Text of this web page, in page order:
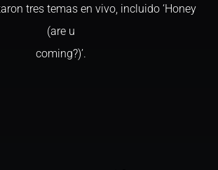
tres temas en vivo, incluido ‘Honey
(are u
coming?)’.